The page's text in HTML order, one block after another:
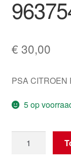
€ 30,00
PSA CITROEN
5 op
rechtsvoor